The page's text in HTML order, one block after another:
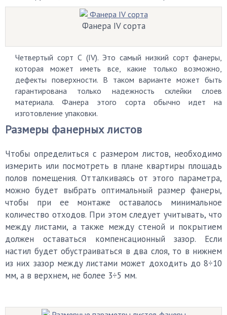
Фанера IV сорта
Четвертый сорт С (IV). Это самый низкий сорт фанеры,
которая может иметь все, какие только возможно,
дефекты поверхности. В таком варианте может быть
гарантирована только надежность склейки слоев
материала. Фанера этого сорта обычно идет на
изготовление упаковки.
Размеры фанерных листов
Чтобы определиться с размером листов, необходимо
измерить или посмотреть в плане квартиры площадь
полов помещения. Отталкиваясь от этого параметра,
можно будет выбрать оптимальный размер фанеры,
чтобы при ее монтаже оставалось минимальное
количество отходов. При этом следует учитывать, что
между листами, а также между стеной и покрытием
должен оставаться компенсационный зазор. Если
настил будет обустраиваться в два слоя, то в нижнем
из них зазор между листами может доходить до 8÷10
мм, а в верхнем, не более 3÷5 мм.